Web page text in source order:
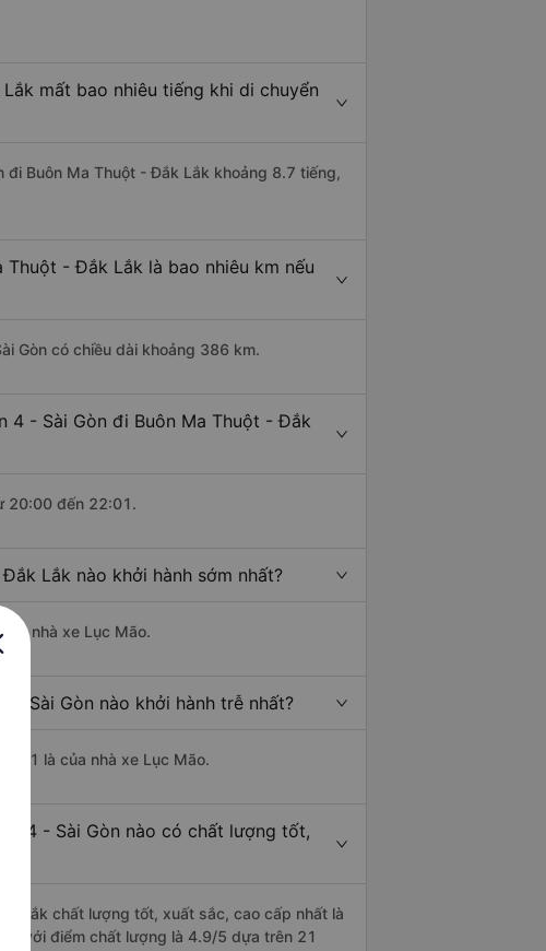
mất bao nhiêu tiếng khi di chuyển
đi Buôn Ma Thuột - Đắk Lắk khoảng 8.7 tiếng,
Thuột - Đắk Lắk là bao nhiêu km nếu
Gòn có chiều dài khoảng 386 km.
4 - Sài Gòn đi Buôn Ma Thuột - Đắk
20:00 đến 22:01.
Lắk nào khởi hành sớm nhất?
nhà xe Lục Mão.
- Sài Gòn nào khởi hành trễ nhất?
là của nhà xe Lục Mão.
4 - Sài Gòn nào có chất lượng tốt,
Lắk chất lượng tốt, xuất sắc, cao cấp nhất là
với điểm chất lượng là 4.9/5 dựa trên 21